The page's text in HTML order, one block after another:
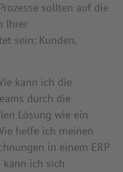
sollten auf die
Ihrer
sein: Kunden,
kann ich die
durch die
Lösung wie ein
helfe ich meinen
in einem ERP
kann ich sich